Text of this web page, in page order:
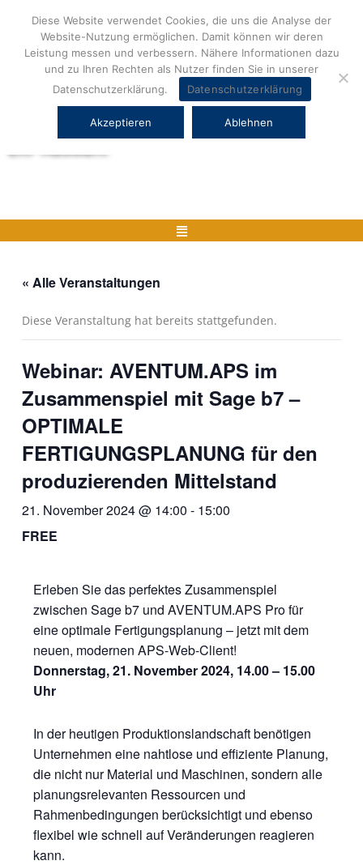
springen
Herstellerneutrale ERP Beratung und
Menü
« Alle Veranstaltungen
Diese Veranstaltung hat bereits stattgefunden.
Webinar: AVENTUM.APS im
Zusammenspiel mit Sage b7 –
OPTIMALE
FERTIGUNGSPLANUNG für den
produzierenden Mittelstand
21. November 2024 @ 14:00 - 15:00
FREE
Erleben Sie das perfektes Zusammenspiel
zwischen Sage b7 und AVENTUM.APS Pro für
eine optimale Fertigungsplanung – jetzt mit dem
neuen, modernen APS-Web-Client!
Donnerstag, 21. November 2024, 14.00 – 15.00
Uhr
In der heutigen Produktionslandschaft benötigen
Unternehmen eine nahtlose und effiziente Planung,
die nicht nur Material und Maschinen, sondern alle
planungsrelevanten Ressourcen und
Rahmenbedingungen berücksichtigt und ebenso
flexibel wie schnell auf Veränderungen reagieren
kann.
Diese Website verwendet Cookies, die uns die Analyse der
Website-Nutzung ermöglichen. Damit können wir deren
Leistung messen und verbessern. Nähere Informationen dazu
und zu Ihren Rechten als Nutzer finden Sie in unserer
Datenschutzerklärung.
Datenschutzerklärung
Akzeptieren Ablehnen